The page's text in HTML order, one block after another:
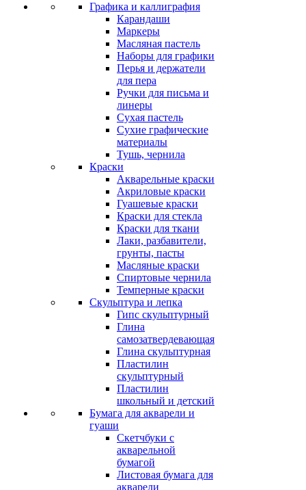
Графика и каллиграфия
Карандаши
Маркеры
Масляная пастель
Наборы для графики
Перья и держатели
для пера
Ручки для письма и
линеры
Сухая пастель
Сухие графические
материалы
Тушь, чернила
Краски
Акварельные краски
Акриловые краски
Гуашевые краски
Краски для стекла
Краски для ткани
Лаки, разбавители,
грунты, пасты
Масляные краски
Спиртовые чернила
Темперные краски
Скульптура и лепка
Гипс скульптурный
Глина
самозатвердевающая
Глина скульптурная
Пластилин
скульптурный
Пластилин
школьный и детский
Бумага для акварели и
гуаши
Скетчбуки с
акварельной
бумагой
Листовая бумага для
акварели